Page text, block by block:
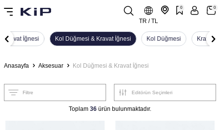
TR / TL
0 0
Kravat İğnesi Kol Düğmesi & Kravat İğnesi Kol Düğmesi Kravat
Anasayfa Aksesuar Kol Düğmesi & Kravat İğnesi
Filtre
Toplam 36 ürün bulunmaktadır.